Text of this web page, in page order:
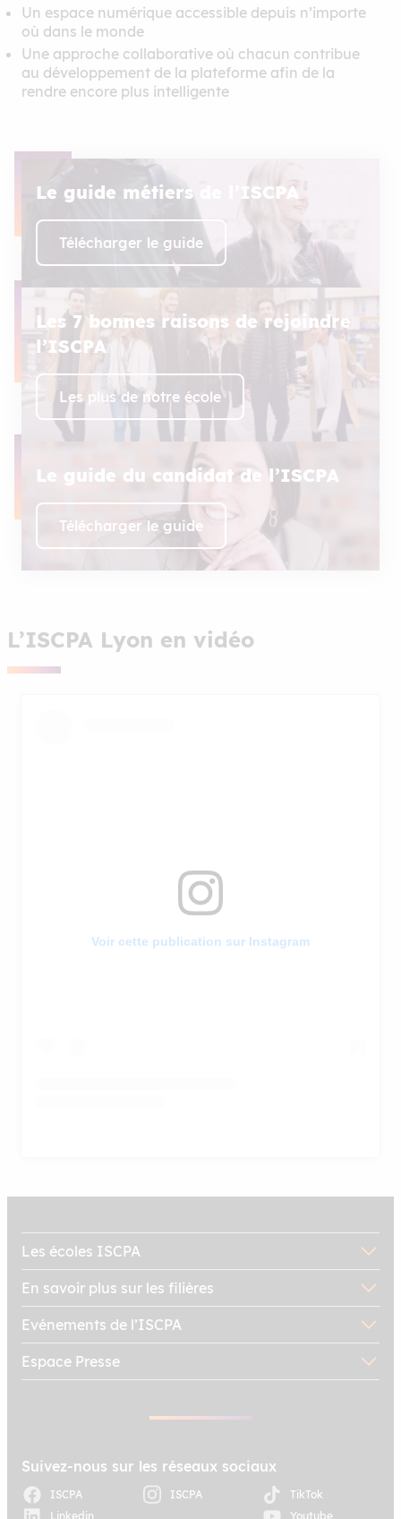
Un espace numérique accessible depuis n’importe
où dans le monde
Une approche collaborative où chacun contribue
au développement de la plateforme afin de la
rendre encore plus intelligente
Le guide métiers de l’ISCPA
Télécharger le guide
Les 7 bonnes raisons de rejoindre
l’ISCPA
Les plus de notre école
Le guide du candidat de l’ISCPA
Télécharger le guide
L’ISCPA Lyon en vidéo
Voir cette publication sur Instagram
Les écoles ISCPA
En savoir plus sur les filières
Evénements de l’ISCPA
Espace Presse
Suivez-nous sur les réseaux sociaux
ISCPA ISCPA
TikTok
Linkedin
Youtube